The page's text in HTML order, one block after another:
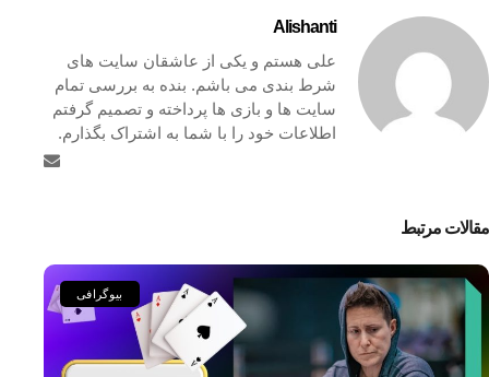
Alishanti
علی هستم و یکی از عاشقان سایت های
شرط بندی می باشم. بنده به بررسی تمام
سایت ها و بازی ها پرداخته و تصمیم گرفتم
اطلاعات خود را با شما به اشتراک بگذارم.
مقالات مرتبط
بیوگرافی